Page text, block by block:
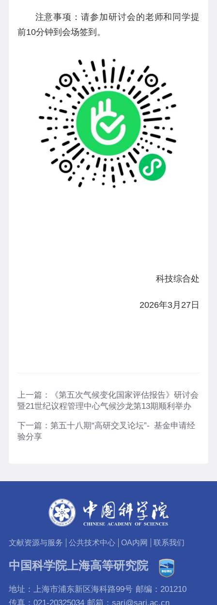
注意事项：请参加研讨会的老师和同学提
前10分钟到会场签到。
科技综合处
2026年3月27日
上一篇：
《第五次气候变化国家评估报告》研讨会
暨21世纪议程管理中心气候沙龙第13期顺利举办
下一篇： 第五十八期“高研交叉论坛”- 基金申请经
验分享
文献资源与服务 公共技术中心 OA内网 联系我们
中国科学院上海高等研究院
地址：上海市浦东新区海科路99号 邮编：201210
传真：021-20325034 邮箱：sari@sari.ac.cn